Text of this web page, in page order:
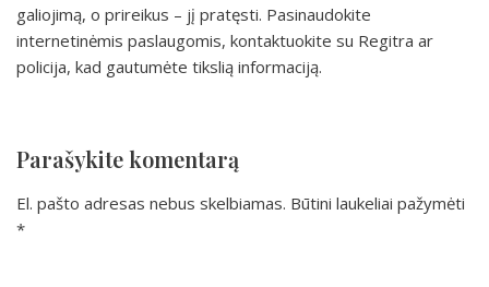
galiojimą, o prireikus – jį pratęsti. Pasinaudokite
internetinėmis paslaugomis, kontaktuokite su Regitra ar
policija, kad gautumėte tikslią informaciją.
Parašykite komentarą
El. pašto adresas nebus skelbiamas. Būtini laukeliai pažymėti
*